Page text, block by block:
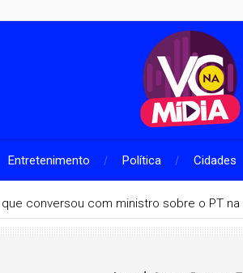
Entretenimento Política Cidades
que conversou com ministro sobre o PT